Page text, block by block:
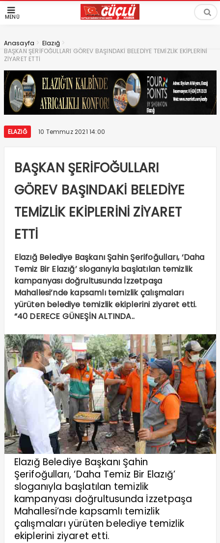
MENÜ
Anasayfa > Elazığ >
BAŞKAN ŞERİFOĞULLARI GÖREV BAŞINDAKİ BELEDİYE TEMİZLİK EKİPLERİNİ
ZİYARET ETTİ
ELAZIĞ 10 Temmuz 2021 14:00
BAŞKAN ŞERİFOĞULLARI
GÖREV BAŞINDAKİ BELEDİYE
TEMİZLİK EKİPLERİNİ ZİYARET
ETTİ
Elazığ Belediye Başkanı Şahin Şerifoğulları, ‘Daha
Temiz Bir Elazığ’ sloganıyla başlatılan temizlik
kampanyası doğrultusunda İzzetpaşa
Mahallesi’nde kapsamlı temizlik çalışmaları
yürüten belediye temizlik ekiplerini ziyaret etti.
“40 DERECE GÜNEŞİN ALTINDA..
Elazığ Belediye Başkanı Şahin
Şerifoğulları, ‘Daha Temiz Bir Elazığ’
sloganıyla başlatılan temizlik
kampanyası doğrultusunda İzzetpaşa
Mahallesi’nde kapsamlı temizlik
çalışmaları yürüten belediye temizlik
ekiplerini ziyaret etti.